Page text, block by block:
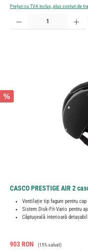
Prețuri cu TVA inclus, plus costuri de
Cantitate produs: Introduceți
%
CASCO PRESTIGE AIR 2
Ventilație tip fagure pentru
Sistem Disk-Fit-Vario pentru
Căptușeală interioară
Preț de vânzare:
903 RON Preț obișnuit:
(15% salvat)